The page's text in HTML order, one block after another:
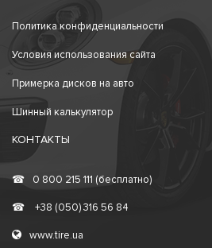
Политика конфиденциальности
Условия использования сайта
Примерка дисков на авто
Шинный калькулятор
КОНТАКТЫ
☎ 0 800 215 111 (бесплатно)
☎ +38 (050) 316 56 84
www.tire.ua